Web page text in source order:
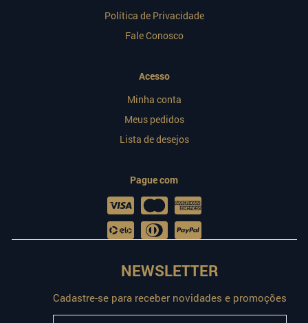
Política de Privacidade
Fale Conosco
Acesso
Minha conta
Meus pedidos
Lista de desejos
Pague com
NEWSLETTER
Cadastre-se para receber novidades e promoções